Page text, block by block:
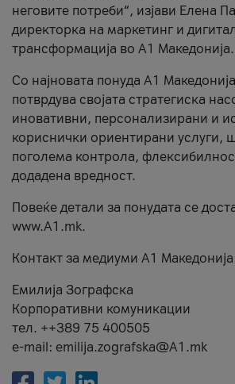
неговите потреби“, изјави Елена
директорка на маркетинг и
трансформација во А1 Македонија.
Со најновата понуда А1
потврдува својата стратегиска
иновативни, персонализирани и
кориснички ориентирани услуги,
поголема контрола,
додадена вредност.
Повеќе детали за понудата се
www.А1.mk.
Контакт за медиуми А1
Емилија Зографска
Корпоративни комуникации
тел. ++389 75 400505
e-mail: emilija.zografska@A1.mk